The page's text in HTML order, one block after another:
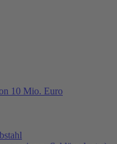
10 Mio. Euro